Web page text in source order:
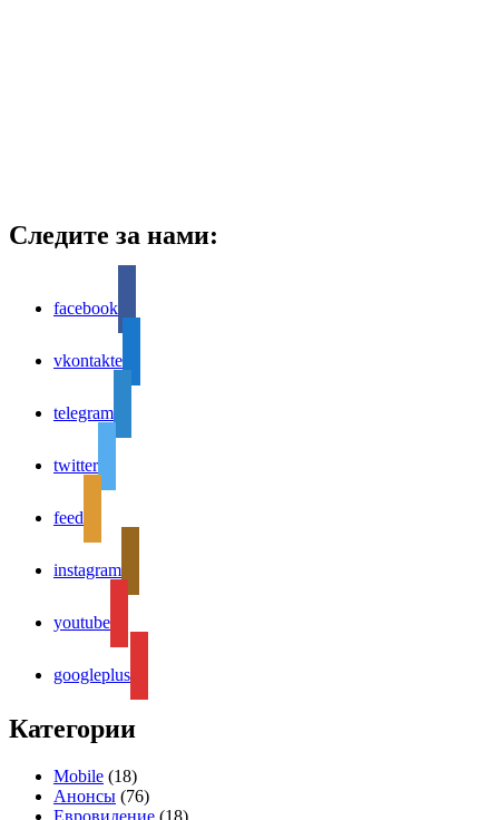
Следите за нами:
facebook
vkontakte
telegram
twitter
feed
instagram
youtube
googleplus
Категории
Mobile (18)
Анонсы (76)